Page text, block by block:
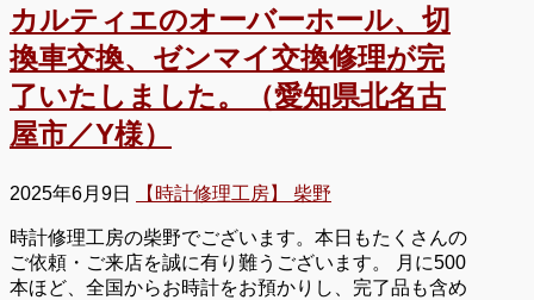
カルティエのオーバーホール、切
換車交換、ゼンマイ交換修理が完
了いたしました。（愛知県北名古
屋市／Y様）
2025年6月9日 【時計修理工房】 柴野
時計修理工房の柴野でございます。本日もたくさんの
ご依頼・ご来店を誠に有り難うございます。 月に500
本ほど、全国からお時計をお預かりし、完了品も含め